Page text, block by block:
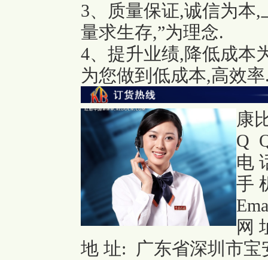
3、质量保证,诚信为本
量求生存,”为理念.
4、提升业绩,降低成本
为您做到低成本,高效
康
Q
电
手
网
地 址: 广东省深圳市宝